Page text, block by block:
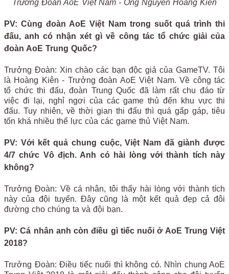
Trưởng Đoàn AoE Việt Nam - Ông Nguyễn Hoàng Kiên
PV: Cùng đoàn AoE Việt Nam trong suốt quá trình thi
đấu, anh có nhận xét gì về công tác tổ chức giải của
đoàn AoE Trung Quốc?
Trưởng Đoàn: Xin chào các bạn độc giả của GameTV. Tôi
là Hoàng Kiên - Trưởng đoàn AoE Việt Nam. Về công tác
tổ chức thi đấu, đoàn Trung Quốc đã làm rất chu đáo từ
việc đi lại, nghỉ ngơi của các game thủ đến khu vực thi
đấu. Tuy nhiên, về thời gian thi đấu thì quá gấp gáp, tiêu
tốn khá nhiều thể lực của các game thủ Việt Nam.
PV: Với kết quả chung cuộc, Việt Nam đã giành được
4/7 chức Vô địch. Anh có hài lòng với thành tích này
không?
Trưởng Đoàn: Về cá nhân, tôi thấy hài lòng với thành tích
này của đội tuyển. Đây cũng là một kết quả đẹp cả đôi
đường cho chúng ta và đội bạn.
PV: Cá nhân anh còn điều gì tiếc nuối ở AoE Trung Việt
2018?
Trưởng Đoàn: Điều tiếc nuối thì không có. Nhìn chung AoE